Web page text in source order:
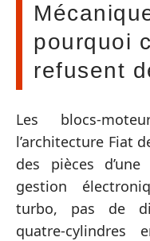
pourquoi
refusent
Les blocs-
l’architecture Fiat
des pièces
gestion
turbo, pas de
quatre-